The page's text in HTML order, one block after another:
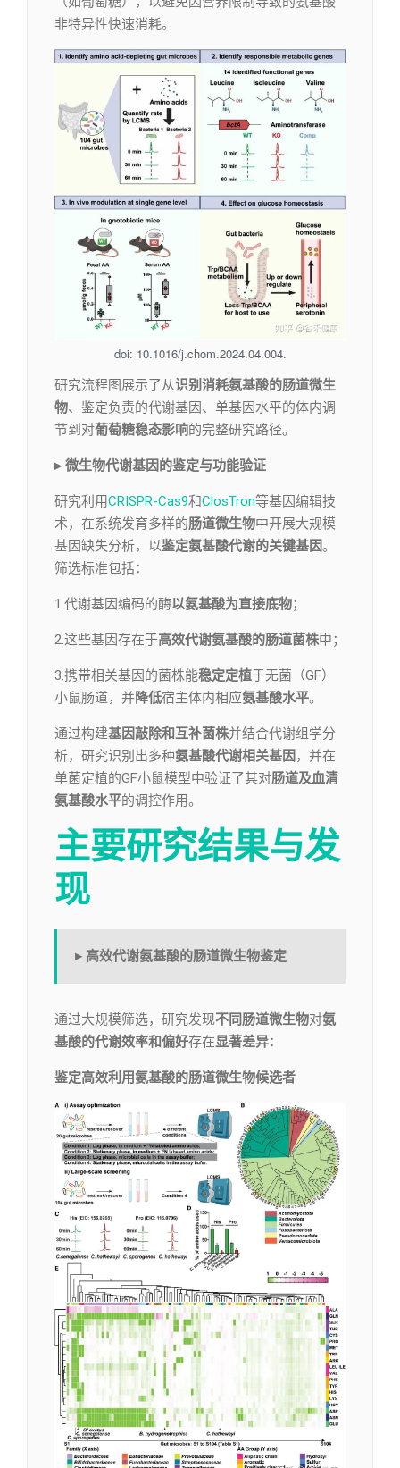
非特异性快速消耗。
doi: 10.1016/j.chom.2024.04.004.
研究流程图展示了从识别消耗氨基酸的肠道微生
物、鉴定负责的代谢基因、单基因水平的体内调
节到对葡萄糖稳态影响的完整研究路径。
▸ 微生物代谢基因的鉴定与功能验证
研究利用CRISPR-Cas9和ClosTron等基因编辑技
术，在系统发育多样的肠道微生物中开展大规模
基因缺失分析，以鉴定氨基酸代谢的关键基因。
筛选标准包括：
1.代谢基因编码的酶以氨基酸为直接底物；
2.这些基因存在于高效代谢氨基酸的肠道菌株中；
3.携带相关基因的菌株能稳定定植于无菌（GF）
小鼠肠道，并降低宿主体内相应氨基酸水平。
通过构建基因敲除和互补菌株并结合代谢组学分
析，研究识别出多种氨基酸代谢相关基因 ，并在
单菌定植的GF小鼠模型中验证了其对肠道及血清
氨基酸水平的调控作用。
主要研究结果与发
现
▸ 高效代谢氨基酸的肠道微生物鉴定
通过大规模筛选，研究发现不同肠道微生物对氨
基酸的代谢效率和偏好存在显著差异：
鉴定高效利用氨基酸的肠道微生物候选者